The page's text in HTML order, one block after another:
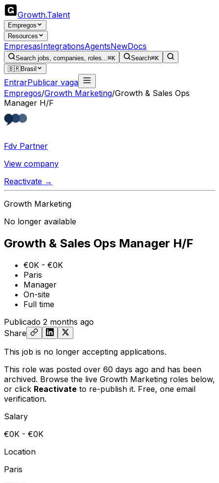
Growth.Talent
Empregos
Resources
EmpresasIntegrationsAgentsNewDocs
Search jobs, companies, roles...⌘K Search⌘K
🇧🇷Brasil
EntrarPublicar vaga
Empregos/Growth Marketing/Growth & Sales Ops
Manager H/F
Fdv Partner
View company
Reactivate →
Growth Marketing
No longer available
Growth & Sales Ops Manager H/F
€0K - €0K
Paris
Manager
On-site
Full time
Publicado 2 months ago
Share
This job is no longer accepting applications.
This role was posted over 60 days ago and has been
archived. Browse the live Growth Marketing roles below,
or click Reactivate to re-publish it. Free, one email
verification.
Salary
€0K - €0K
Location
Paris